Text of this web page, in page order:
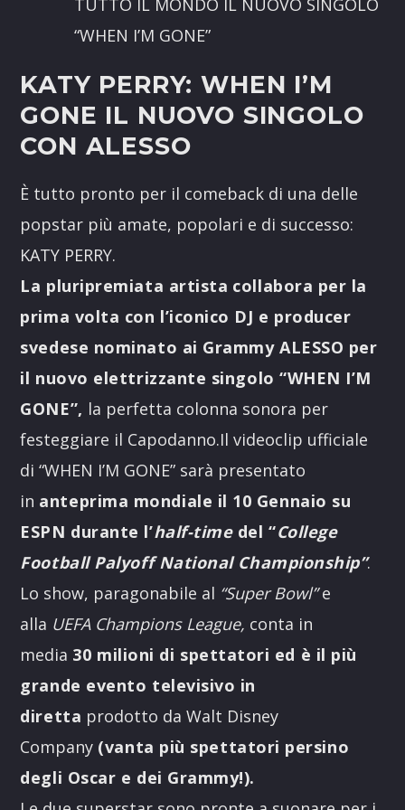
TUTTO IL MONDO IL NUOVO SINGOLO
“WHEN I’M GONE”
KATY PERRY:WHEN I’M
GONE IL NUOVO SINGOLO
CON ALESSO
È tutto pronto per il comeback di una delle
popstar più amate, popolari e di successo:
KATY PERRY.
La pluripremiata artista collabora per la
prima volta con l’iconico DJ e producer
svedese nominato ai Grammy ALESSO per
il nuovo elettrizzante singolo “WHEN I’M
GONE”, la perfetta colonna sonora per
festeggiare il Capodanno.Il videoclip ufficiale
di “WHEN I’M GONE” sarà presentato
in anteprima mondiale il 10 Gennaio su
ESPN durante l’half-timedel “College
Football Palyoff National Championship”.
Lo show, paragonabile al “Super Bowl”e
alla UEFA Champions League, conta in
media 30 milioni di spettatori ed è il più
grande evento televisivo in
diretta prodotto da Walt Disney
Company (vanta più spettatori persino
degli Oscar e dei Grammy!).